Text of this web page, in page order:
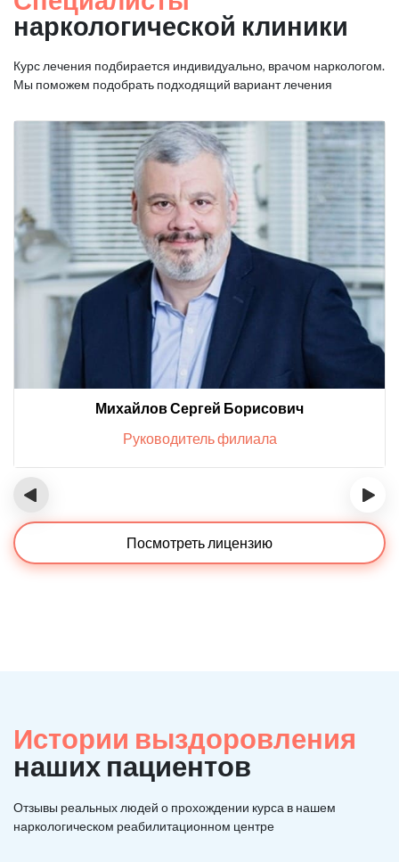
наркологической клиники
Курс лечения подбирается индивидуально, врачом наркологом.
Мы поможем подобрать подходящий вариант лечения
Михайлов Сергей Борисович
Руководитель филиала
‹ ›
Посмотреть лицензию
Истории выздоровления
наших пациентов
Отзывы реальных людей о прохождении курса в нашем
наркологическом реабилитационном центре